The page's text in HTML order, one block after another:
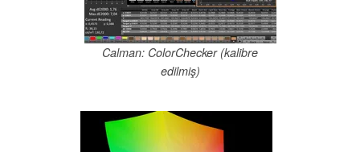
Calman: ColorChecker (kalibre
edilmiş)